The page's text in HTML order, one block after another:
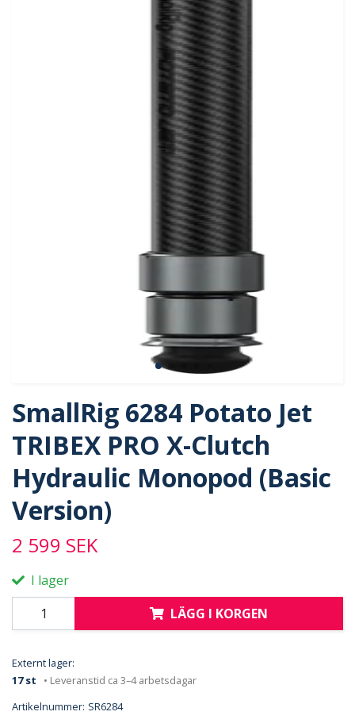
SmallRig 6284 Potato Jet
TRIBEX PRO X-Clutch
Hydraulic Monopod (Basic
Version)
2 599 SEK
I lager
LÄGG I KORGEN
Externt lager:
17 st
• Leveranstid ca 3–4 arbetsdagar
Artikelnummer: SR6284